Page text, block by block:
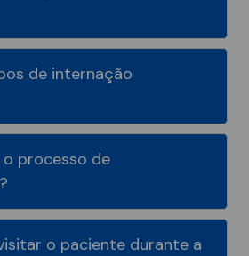
de internação
processo de
o paciente durante a